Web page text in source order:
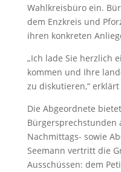
Wahlkreisbüro ein.
dem Enzkreis und
ihren konkreten
„Ich lade Sie herzlich
kommen und Ihre
zu diskutieren,“ erklärt
Die Abgeordnete
Bürgersprechstunden
Nachmittags- sowie
Seemann vertritt die
Ausschüssen: dem